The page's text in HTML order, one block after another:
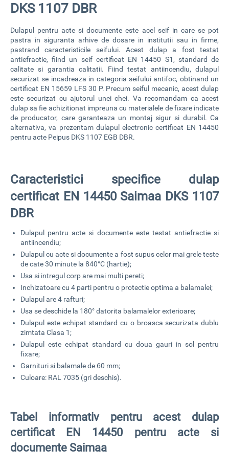
DKS 1107 DBR
Dulapul pentru acte si documente este acel seif in care se pot
pastra in siguranta arhive de dosare in institutii sau in firme,
pastrand caracteristicile seifului. Acest dulap a fost testat
antiefractie, fiind un seif certificat EN 14450 S1, standard de
calitate si garantia calitatii. Fiind testat antiincendiu, dulapul
securizat se incadreaza in categoria seifului antifoc, obtinand un
certificat EN 15659 LFS 30 P. Precum seiful mecanic, acest dulap
este securizat cu ajutorul unei chei. Va recomandam ca acest
dulap sa fie achizitionat impreuna cu materialele de fixare indicate
de producator, care garanteaza un montaj sigur si durabil. Ca
alternativa, va prezentam dulapul electronic certificat EN 14450
pentru acte Peipus DKS 1107 EGB DBR.
Caracteristici specifice dulap
certificat EN 14450 Saimaa DKS 1107
DBR
Dulapul pentru acte si documente este testat antiefractie si
antiincendiu;
Dulapul cu acte si documente a fost supus celor mai grele teste
de cate 30 minute la 840°C (hartie);
Usa si intregul corp are mai multi pereti;
Inchizatoare cu 4 parti pentru o protectie optima a balamalei;
Dulapul are 4 rafturi;
Usa se deschide la 180° datorita balamalelor exterioare;
Dulapul este echipat standard cu o broasca securizata dublu
zimtata Clasa 1;
Dulapul este echipat standard cu doua gauri in sol pentru
fixare;
Garnituri si balamale de 60 mm;
Culoare: RAL 7035 (gri deschis).
Tabel informativ pentru acest dulap
certificat EN 14450 pentru acte si
documente Saimaa